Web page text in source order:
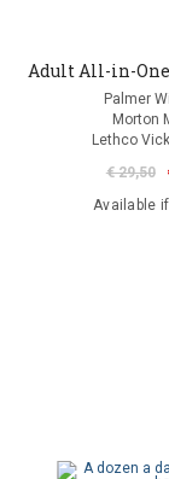
Adult All-in-One
Palmer
Morton
Lethco
€ 29,50
Available